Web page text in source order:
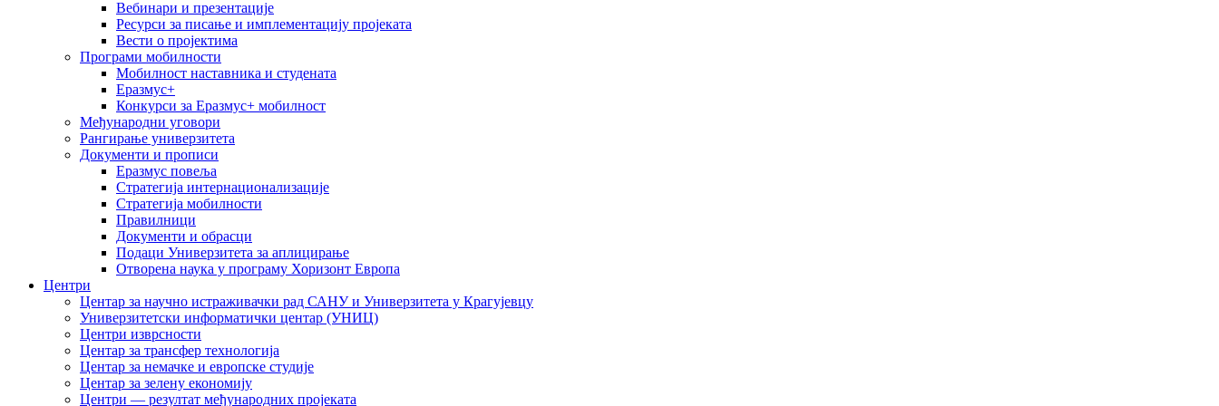
Вебинари и презентације
Ресурси за писање и имплементацију пројеката
Вести о пројектима
Програми мобилности
Мобилност наставника и студената
Еразмус+
Конкурси за Еразмус+ мобилност
Међународни уговори
Рангирање универзитета
Документи и прописи
Еразмус повеља
Стратегија интернационализације
Стратегија мобилности
Правилници
Документи и обрасци
Подаци Универзитета за аплицирање
Отворена наука у програму Хоризонт Европа
Центри
Центар за научно истраживачки рад САНУ и Универзитета у Крагујевцу
Универзитетски информатички центар (УНИЦ)
Центри изврсности
Центар за трансфер технологија
Центар за немачке и европске студије
Центар за зелену економију
Центри — резултат међународних пројеката